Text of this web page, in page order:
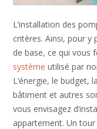
L’installation des
critères. Ainsi, pour y
de base, ce qui vous
système utilisé par
L’énergie, le budget,
bâtiment et autres
vous envisagez
appartement. Un